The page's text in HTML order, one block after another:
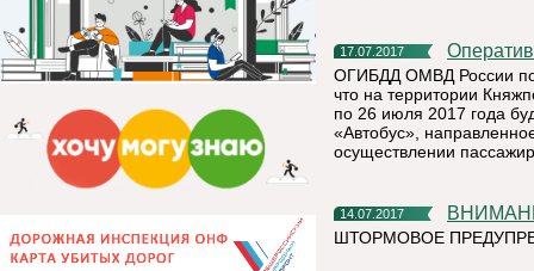
17.07.2017
ОГИБДД ОМВД России по
что на территории
по 26 июля 2017 года
«Автобус»,
осуществлении
14.07.2017
ШТОРМОВОЕ